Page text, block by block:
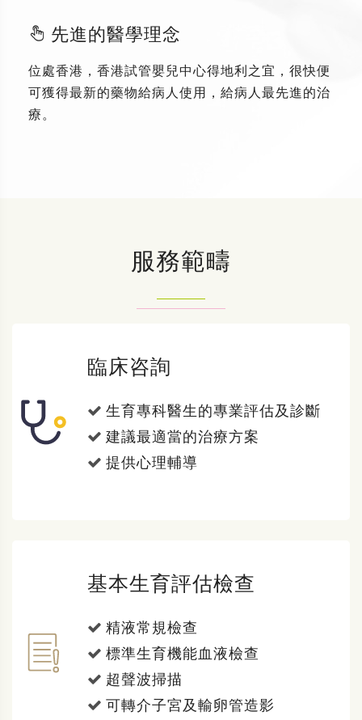
先進的醫學理念
位處香港，香港試管嬰兒中心得地利之宜，很快便
可獲得最新的藥物給病人使用，給病人最先進的治
療。
服務範疇
臨床咨詢
生育專科醫生的專業評估及診斷
建議最適當的治療方案
提供心理輔導
基本生育評估檢查
精液常規檢查
標準生育機能血液檢查
超聲波掃描
可轉介子宮及輸卵管造影